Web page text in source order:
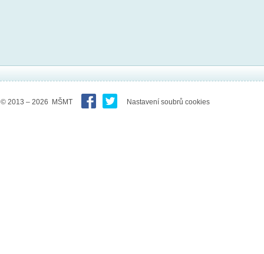
© 2013 – 2026 MŠMT Nastavení soubrů cookies